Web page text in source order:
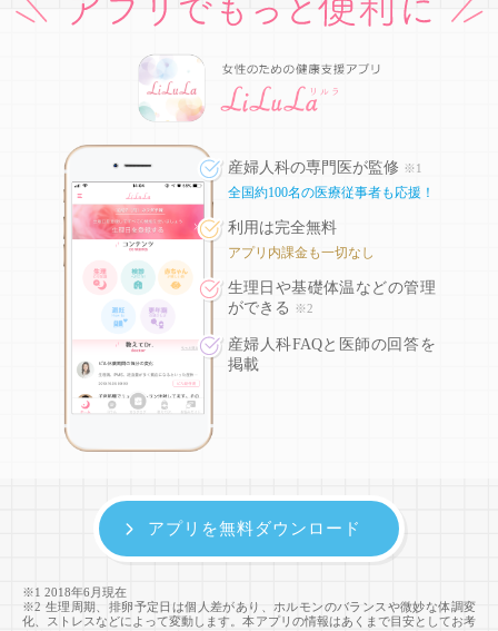
産婦人科の専門医が監修 ※1
全国約100名の医療従事者も応援！
利用は完全無料
アプリ内課金も一切なし
生理日や基礎体温などの管理
ができる
※2
産婦人科FAQと医師の回答を
掲載
※1 2018年6月現在
※2 生理周期、排卵予定日は個人差があり、ホルモンのバランスや微妙な体調変
化、ストレスなどによって変動します。本アプリの情報はあくまで目安としてお考
アプリを無料ダウンロード